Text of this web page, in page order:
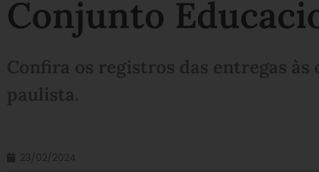
Conjunto
Confira os registros das entregas
paulista.
23/02/2024